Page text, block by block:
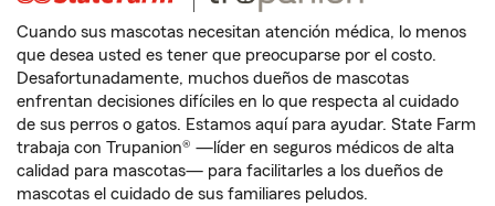
Cuando sus mascotas necesitan atención médica, lo menos
que desea usted es tener que preocuparse por el costo.
Desafortunadamente, muchos dueños de mascotas
enfrentan decisiones difíciles en lo que respecta al cuidado
de sus perros o gatos. Estamos aquí para ayudar. State Farm
trabaja con Trupanion® —líder en seguros médicos de alta
calidad para mascotas— para facilitarles a los dueños de
mascotas el cuidado de sus familiares peludos.